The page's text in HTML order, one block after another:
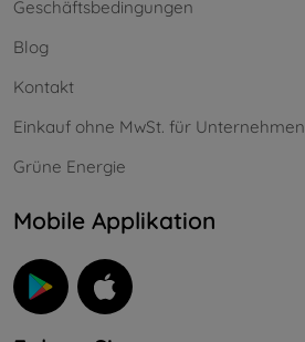
Geschäftsbedingungen
Blog
Kontakt
Einkauf ohne MwSt. für Unternehmen
Grüne Energie
Mobile Applikation